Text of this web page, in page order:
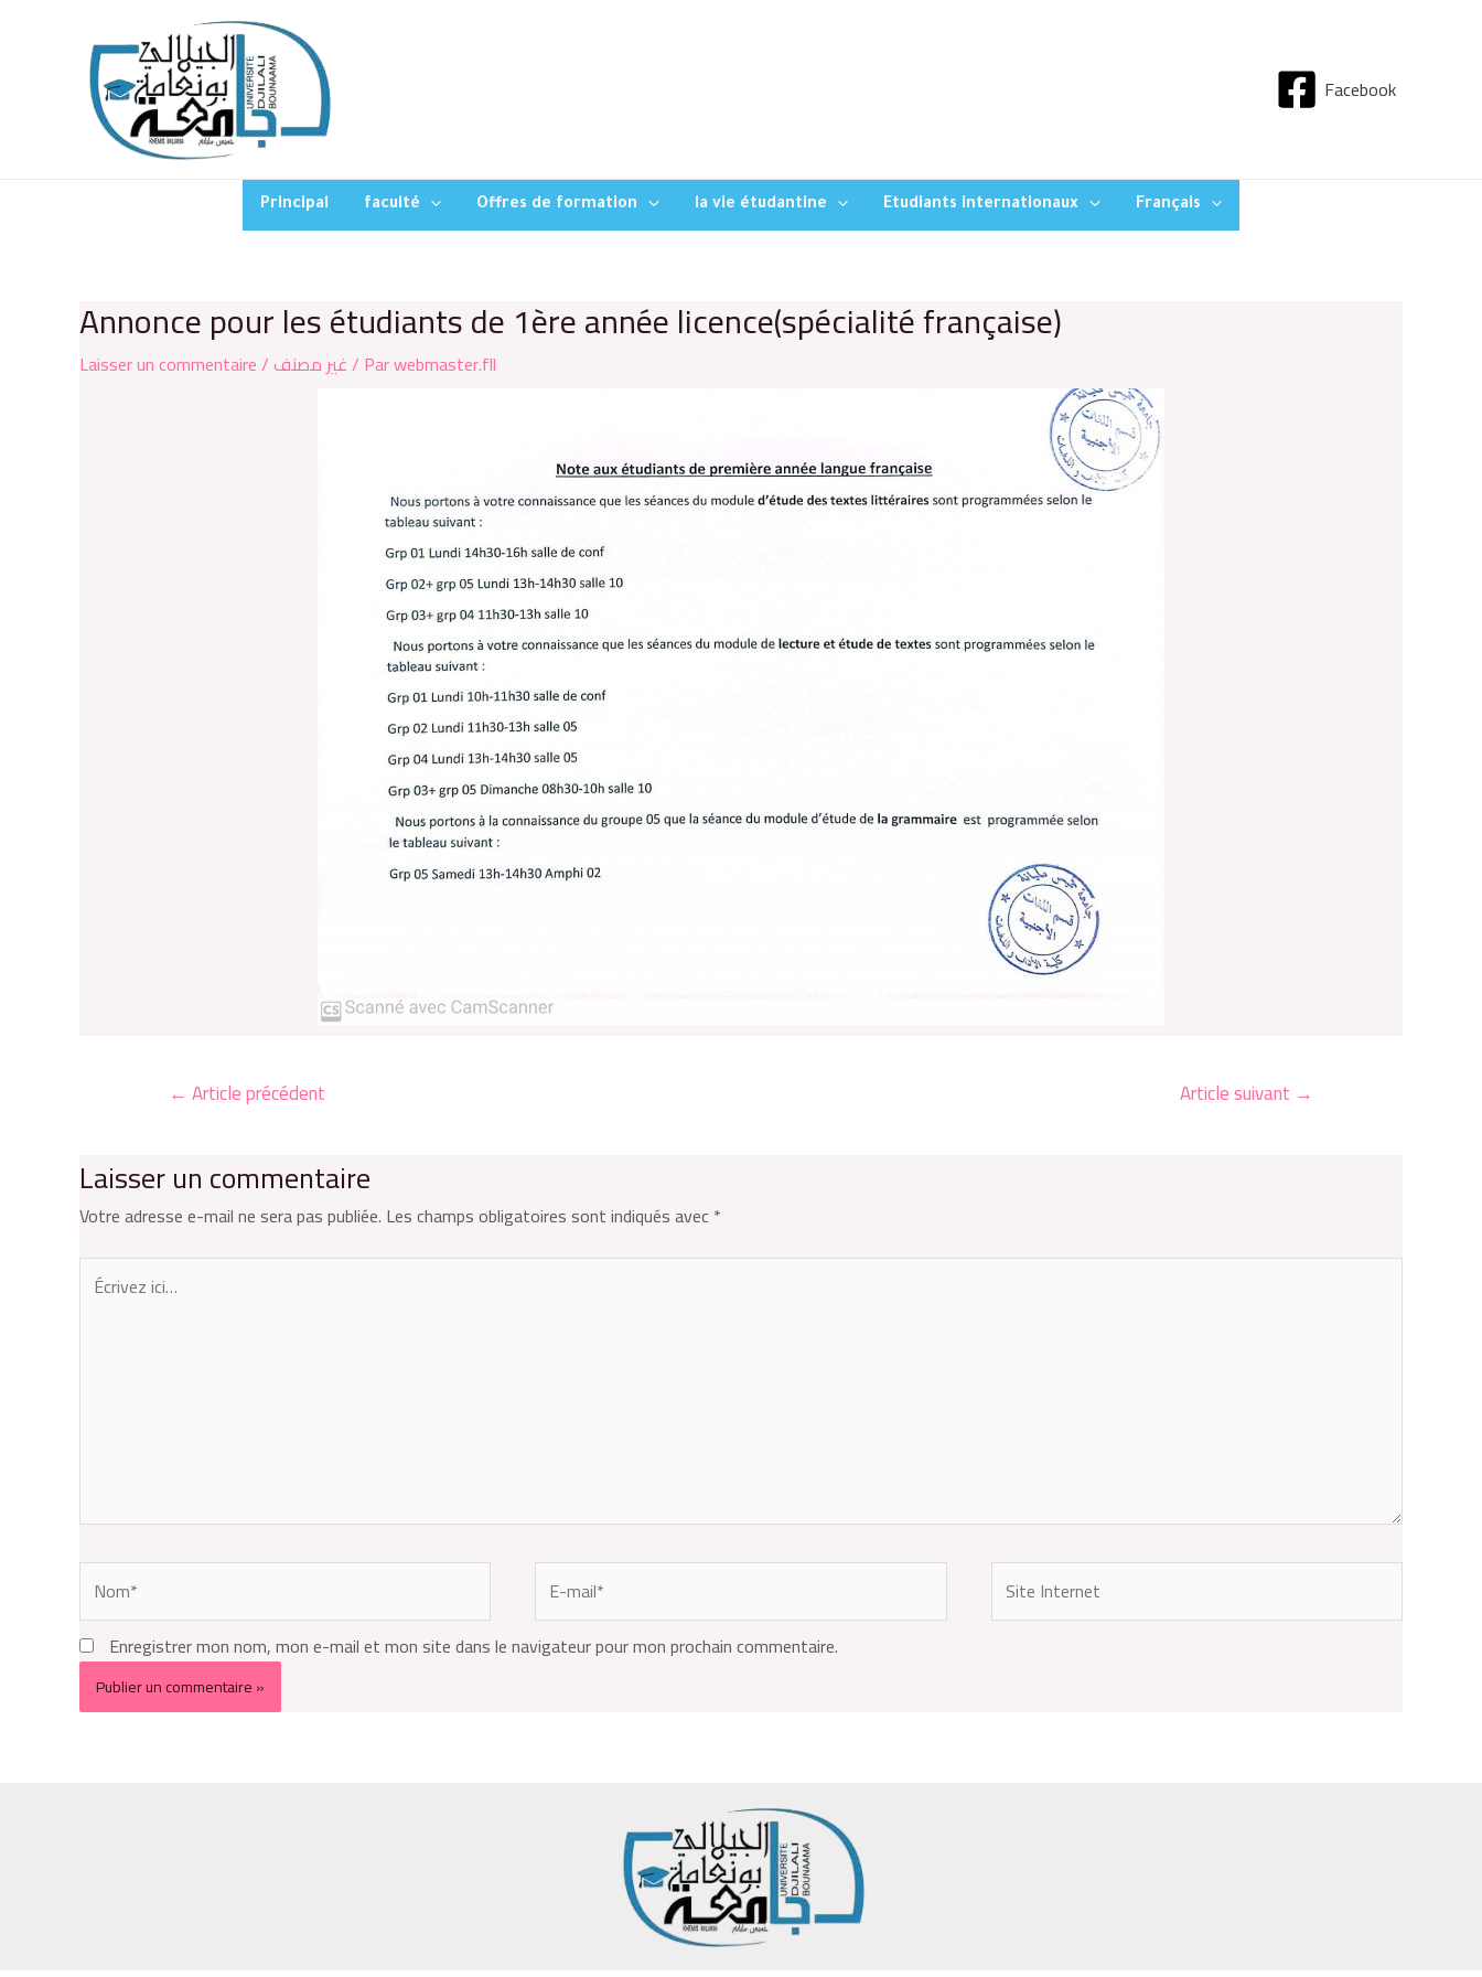
Facebook
Principal faculté Offres de formation la vie étudantine Etudiants internationaux Français
Annonce pour les étudiants de 1ère année licence(spécialité française)
Laisser un commentaire/غير مصنف/ Parwebmaster.fll
← Article précédent Article suivant →
Laisser un commentaire
Votre adresse e-mail ne sera pas publiée. Les champs obligatoires sont indiqués avec*
Enregistrer mon nom, mon e-mail et mon site dans le navigateur pour mon prochain commentaire.